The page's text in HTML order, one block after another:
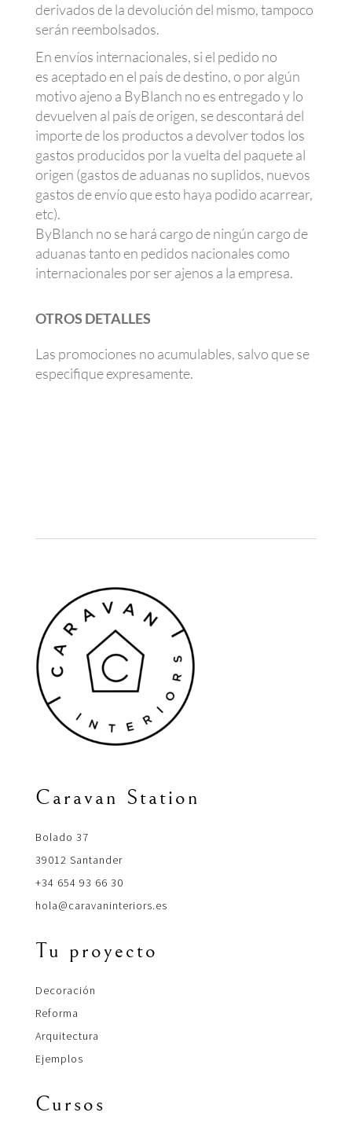
derivados de la devolución del mismo, tampoco
serán reembolsados.
En envíos internacionales, si el pedido no
es aceptado en el país de destino, o por algún
motivo ajeno a ByBlanch no es entregado y lo
devuelven al país de origen, se descontará del
importe de los productos a devolver todos los
gastos producidos por la vuelta del paquete al
origen (gastos de aduanas no suplidos, nuevos
gastos de envío que esto haya podido acarrear,
etc).
ByBlanch no se hará cargo de ningún cargo de
aduanas tanto en pedidos nacionales como
internacionales por ser ajenos a la empresa.
OTROS DETALLES
Las promociones no acumulables, salvo que se
especifique expresamente.
Caravan Station
Bolado 37
39012 Santander
+34 654 93 66 30
hola@caravaninteriors.es
Tu proyecto
Decoración
Reforma
Arquitectura
Ejemplos
Cursos